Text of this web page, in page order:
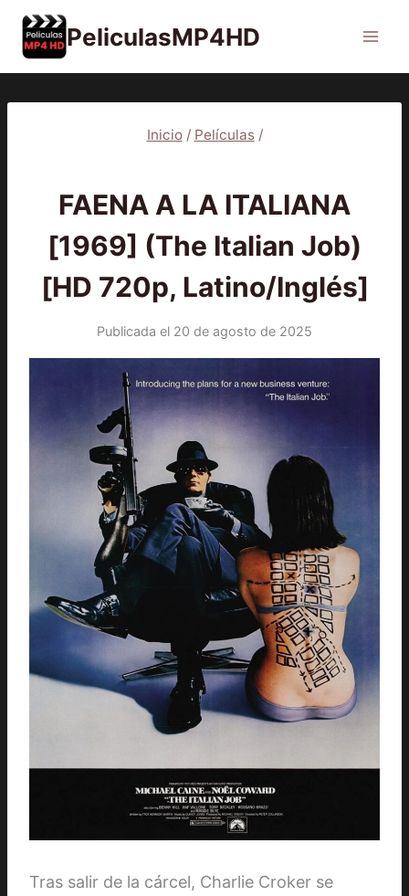
Saltar
contenido
PeliculasMP4HD
Inicio / Películas /
FAENA A LA ITALIANA
[1969] (The Italian Job)
[HD 720p, Latino/Inglés]
Publicada el 20 de agosto de 2025
Tras salir de la cárcel, Charlie Croker se